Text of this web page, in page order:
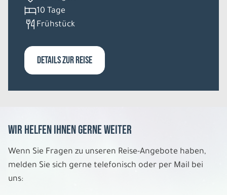
10 Tage
Frühstück
DETAILS ZUR REISE
Wir helfen Ihnen gerne weiter
Wenn Sie Fragen zu unseren Reise-Angebote haben,
melden Sie sich gerne telefonisch oder per Mail bei
uns: